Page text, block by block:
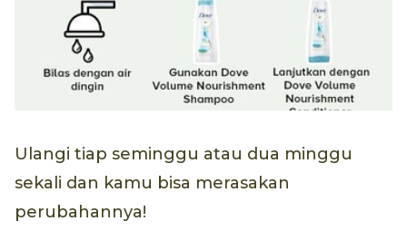
Ulangi tiap seminggu atau dua minggu
sekali dan kamu bisa merasakan
perubahannya!